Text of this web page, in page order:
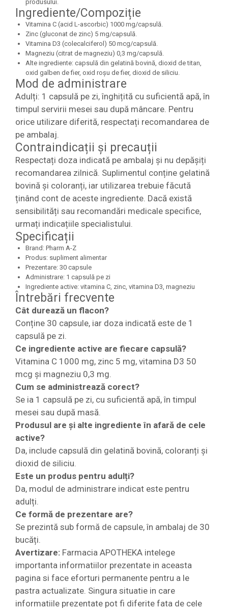
produsului.
Ingrediente/Compoziție
Vitamina C (acid L-ascorbic) 1000 mg/capsulă.
Zinc (gluconat de zinc) 5 mg/capsulă.
Vitamina D3 (colecalciferol) 50 mcg/capsulă.
Magneziu (citrat de magneziu) 0,3 mg/capsulă.
Alte ingrediente: capsulă din gelatină bovină, dioxid de titan,
oxid galben de fier, oxid roșu de fier, dioxid de siliciu.
Mod de administrare
Adulți: 1 capsulă pe zi, înghițită cu suficientă apă, în
timpul servirii mesei sau după mâncare. Pentru
orice utilizare diferită, respectați recomandarea de
pe ambalaj.
Contraindicații și precauții
Respectați doza indicată pe ambalaj și nu depășiți
recomandarea zilnică. Suplimentul conține gelatină
bovină și coloranți, iar utilizarea trebuie făcută
ținând cont de aceste ingrediente. Dacă există
sensibilități sau recomandări medicale specifice,
urmați indicațiile specialistului.
Specificații
Brand: Pharm A-Z
Produs: supliment alimentar
Prezentare: 30 capsule
Administrare: 1 capsulă pe zi
Ingrediente active: vitamina C, zinc, vitamina D3, magneziu
Întrebări frecvente
Cât durează un flacon?
Conține 30 capsule, iar doza indicată este de 1
capsulă pe zi.
Ce ingrediente active are fiecare capsulă?
Vitamina C 1000 mg, zinc 5 mg, vitamina D3 50
mcg și magneziu 0,3 mg.
Cum se administrează corect?
Se ia 1 capsulă pe zi, cu suficientă apă, în timpul
mesei sau după masă.
Produsul are și alte ingrediente în afară de cele
active?
Da, include capsulă din gelatină bovină, coloranți și
dioxid de siliciu.
Este un produs pentru adulți?
Da, modul de administrare indicat este pentru
adulți.
Ce formă de prezentare are?
Se prezintă sub formă de capsule, în ambalaj de 30
bucăți.
Avertizare: Farmacia APOTHEKA intelege
importanta informatiilor prezentate in aceasta
pagina si face eforturi permanente pentru a le
pastra actualizate. Singura situatie in care
informatiile prezentate pot fi diferite fata de cele